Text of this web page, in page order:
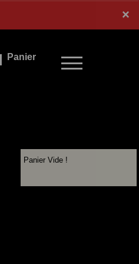
×
Panier
×
Panier Vide !